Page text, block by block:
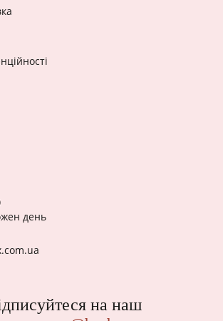
день
на наш